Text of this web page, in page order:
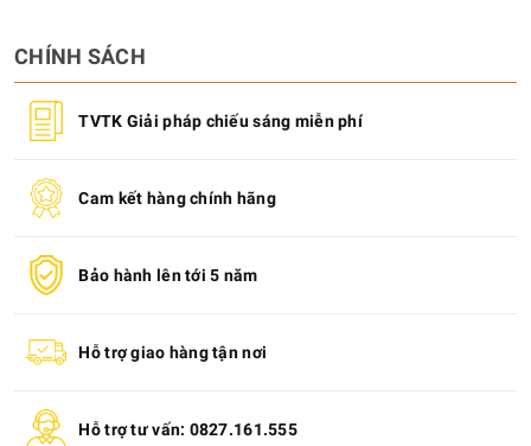
CHÍNH SÁCH
TVTK Giải pháp chiếu sáng miễn phí
Cam kết hàng chính hãng
Bảo hành lên tới 5 năm
Hỗ trợ giao hàng tận nơi
Hỗ trợ tư vấn: 0827.161.555